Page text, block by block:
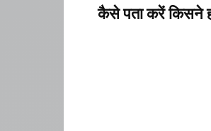
कैसे पता करें किसने